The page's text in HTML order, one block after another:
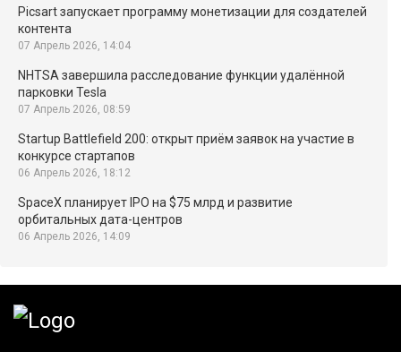
Picsart запускает программу монетизации для создателей
контента
07 Апрель 2026, 14:04
NHTSA завершила расследование функции удалённой
парковки Tesla
07 Апрель 2026, 08:59
Startup Battlefield 200: открыт приём заявок на участие в
конкурсе стартапов
06 Апрель 2026, 18:12
SpaceX планирует IPO на $75 млрд и развитие
орбитальных дата-центров
06 Апрель 2026, 14:09